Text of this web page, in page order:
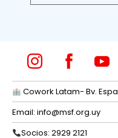
Cowork Latam- Bv.
Email: info@msf.org.uy
Socios: 2929 2121